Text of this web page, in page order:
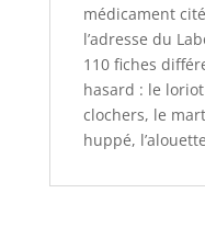
médicament
l’adresse du
110 fiches
hasard : le loriot
clochers, le
huppé,